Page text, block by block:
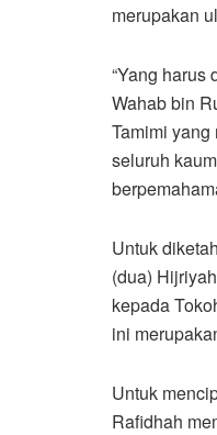
merupakan
“Yang harus
Wahab bin
Tamimi
seluruh
Untuk
(dua)
kepada
ini
Untuk
Rafidhah